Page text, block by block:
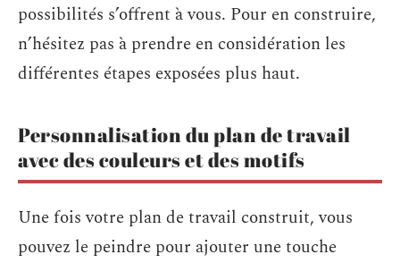
possibilités s’offrent à vous. Pour en construire,
n’hésitez pas à prendre en considération les
différentes étapes exposées plus haut.
Personnalisation du plan de travail
avec des couleurs et des motifs
Une fois votre plan de travail construit, vous
pouvez le peindre pour ajouter une touche